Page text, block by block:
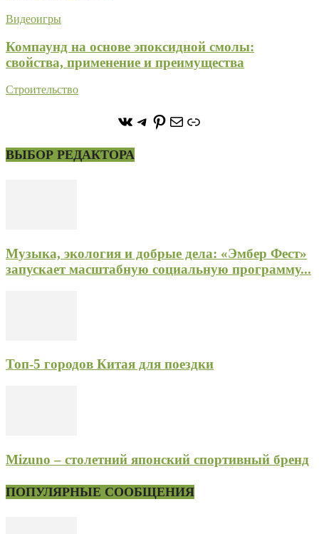
Видеоигры
Компаунд на основе эпоксидной смолы:
свойства, применение и преимущества
Строительство
https://vk.com/
https://t.me/stoneforest
https://
ПочтаСсылка
ВЫБОР РЕДАКТОРА
Музыка, экология и добрые дела: «Эмбер Фест»
запускает масштабную социальную программу...
Топ-5 городов Китая для поездки
Mizuno – столетний японский спортивный бренд
ПОПУЛЯРНЫЕ СООБЩЕНИЯ